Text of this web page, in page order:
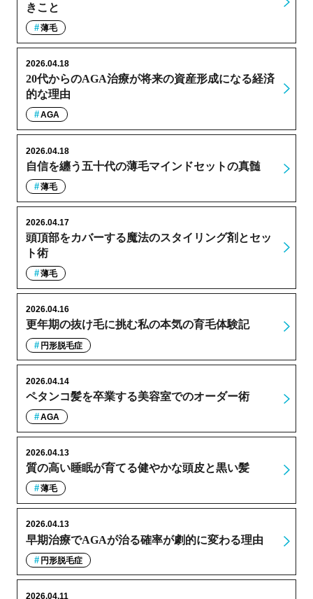
きこと
薄毛
20代からのAGA治療が将来の資産形成になる経済
的な理由
2026.04.18
AGA
自信を纏う五十代の薄毛マインドセットの真髄
2026.04.18
薄毛
頭頂部をカバーする魔法のスタイリング剤とセッ
ト術
2026.04.17
薄毛
更年期の抜け毛に挑む私の本気の育毛体験記
2026.04.16
円形脱毛症
ペタンコ髪を卒業する美容室でのオーダー術
2026.04.14
AGA
質の高い睡眠が育てる健やかな頭皮と黒い髪
2026.04.13
薄毛
早期治療でAGAが治る確率が劇的に変わる理由
2026.04.13
円形脱毛症
2026.04.11